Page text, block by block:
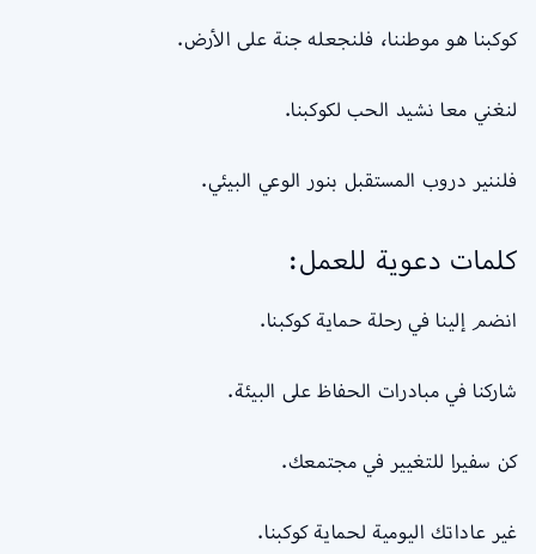
كوكبنا هو موطننا، فلنجعله جنة على الأرض.
لنغني معا نشيد الحب لكوكبنا.
فلننير دروب المستقبل بنور الوعي البيئي.
كلمات دعوية للعمل:
انضم إلينا في رحلة حماية كوكبنا.
شاركنا في مبادرات الحفاظ على البيئة.
كن سفيرا للتغيير في مجتمعك.
غير عاداتك اليومية لحماية كوكبنا.